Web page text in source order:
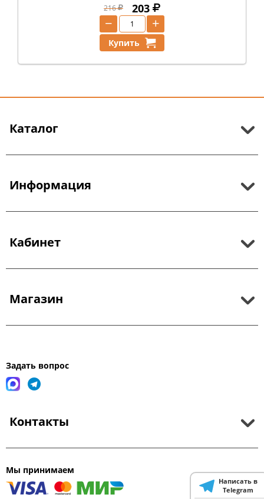
216 203
+
−
Купить
Каталог
Информация
Кабинет
Магазин
Задать вопрос
Контакты
Мы принимаем
Написать в
Telegram